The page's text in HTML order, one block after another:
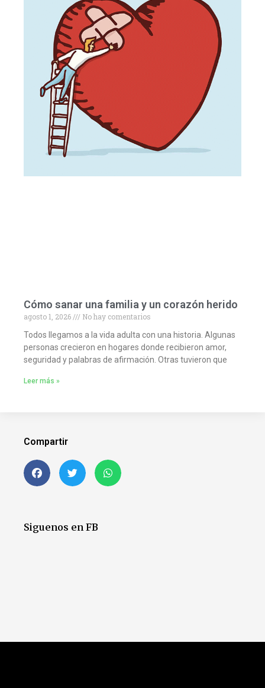
Cómo sanar una familia y un corazón herido
agosto 1, 2026
No hay comentarios
Todos llegamos a la vida adulta con una historia. Algunas
personas crecieron en hogares donde recibieron amor,
seguridad y palabras de afirmación. Otras tuvieron que
Leer más »
Compartir
Siguenos en FB